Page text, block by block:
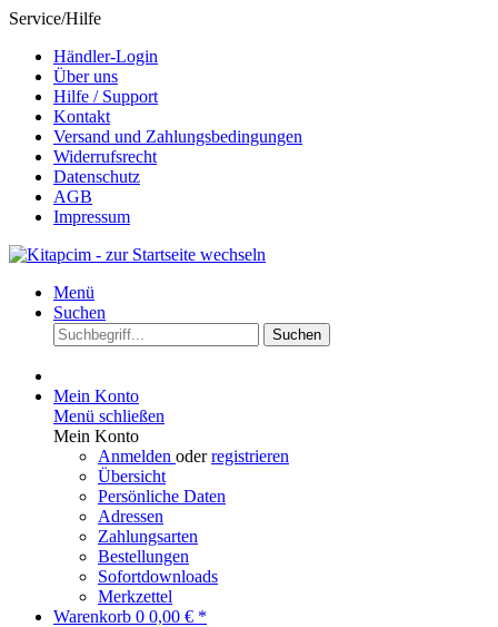
Service/Hilfe
Händler-Login
Über uns
Hilfe / Support
Kontakt
Versand und Zahlungsbedingungen
Widerrufsrecht
Datenschutz
AGB
Impressum
Menü
Suchen
Suchen
Mein Konto
Menü schließen
Mein Konto
Anmelden oderregistrieren
Übersicht
Persönliche Daten
Adressen
Zahlungsarten
Bestellungen
Sofortdownloads
Merkzettel
Warenkorb 0 0,00 € *